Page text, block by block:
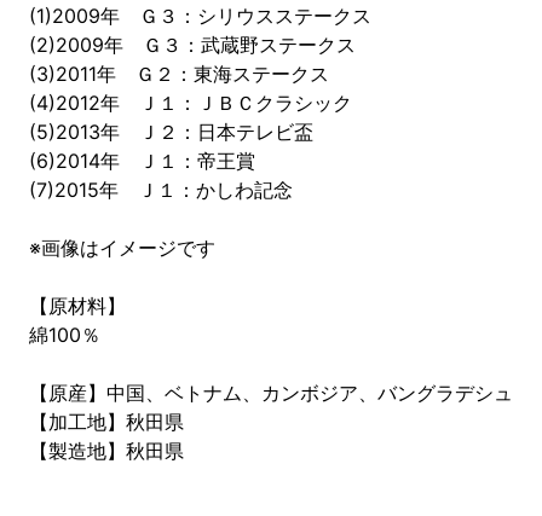
(1)2009年 Ｇ３：シリウスステークス
(2)2009年 Ｇ３：武蔵野ステークス
(3)2011年 Ｇ２：東海ステークス
(4)2012年 Ｊ１：ＪＢＣクラシック
(5)2013年 Ｊ２：日本テレビ盃
(6)2014年 Ｊ１：帝王賞
(7)2015年 Ｊ１：かしわ記念
※画像はイメージです
【原材料】
綿100％
【原産】中国、ベトナム、カンボジア、バングラデシュ
【加工地】秋田県
【製造地】秋田県